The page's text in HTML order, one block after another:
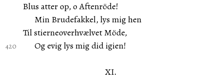
Blus atter op, o Aftenröde!
Min Brudefakkel, lys mig hen
Til stierneoverhvælvet Möde,
Og evig lys mig did igien!
XI.